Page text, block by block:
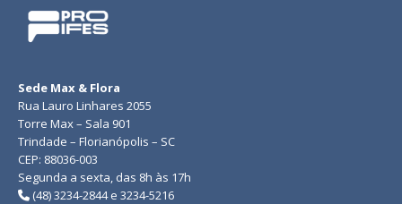
Sede Max & Flora
Rua Lauro Linhares 2055
Torre Max – Sala 901
Trindade – Florianópolis – SC
CEP: 88036-003
Segunda a sexta, das 8h às 17h
(48) 3234-2844 e 3234-5216